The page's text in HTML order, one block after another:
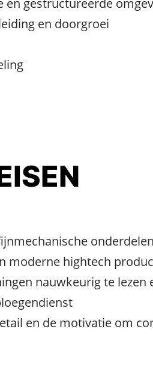
en gestructureerde
en doorgroei
moderne hightech
nauwkeurig te lezen
en de motivatie om